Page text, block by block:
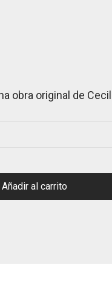
obra original de
Añadir al carrito